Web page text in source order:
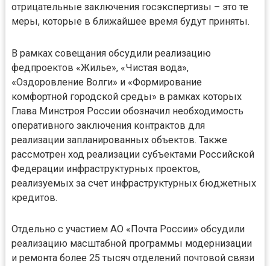
отрицательные заключения госэкспертизы – это те
меры, которые в ближайшее время будут приняты.
В рамках совещания обсудили реализацию
федпроектов «Жилье», «Чистая вода»,
«Оздоровление Волги» и «Формирование
комфортной городской среды» в рамках которых
Глава Минстроя России обозначил необходимость
оперативного заключения контрактов для
реализации запланированных объектов. Также
рассмотрен ход реализации субъектами Российской
Федерации инфраструктурных проектов,
реализуемых за счет инфраструктурных бюджетных
кредитов.
Отдельно с участием АО «Почта России» обсудили
реализацию масштабной программы модернизации
и ремонта более 25 тысяч отделений почтовой связи